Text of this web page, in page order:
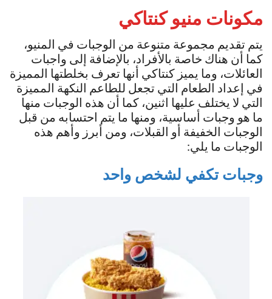
مكونات منيو كنتاكي
يتم تقديم مجموعة متنوعة من الوجبات في المنيو،
كما أن هناك خاصة بالأفراد، بالإضافة إلى واجبات
العائلات، وما يميز كنتاكي أنها تعرف بخلطتها المميزة
في إعداد الطعام التي تجعل للطاعم النكهة المميزة
التي لا يختلف عليها اثنين، كما أن هذه الوجبات منها
ما هو وجبات أساسية، ومنها ما يتم احتسابه من قبل
الوجبات الخفيفة أو القبلات، ومن أبرز وأهم هذه
الوجبات ما يلي:
وجبات تكفي لشخص واحد